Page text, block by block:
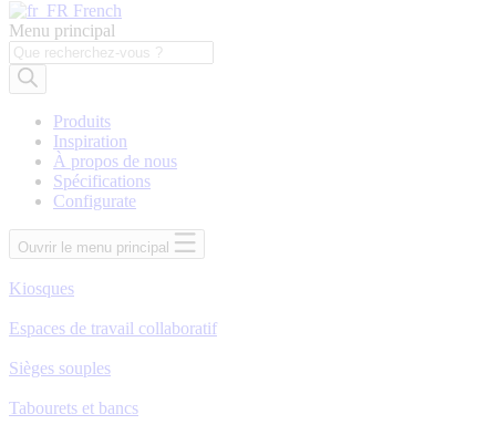
French
Menu principal
Recherche
de
produits
Produits
Inspiration
À propos de nous
Spécifications
Configurate
Ouvrir le menu principal
Kiosques
Espaces de travail collaboratif
Sièges souples
Tabourets et bancs